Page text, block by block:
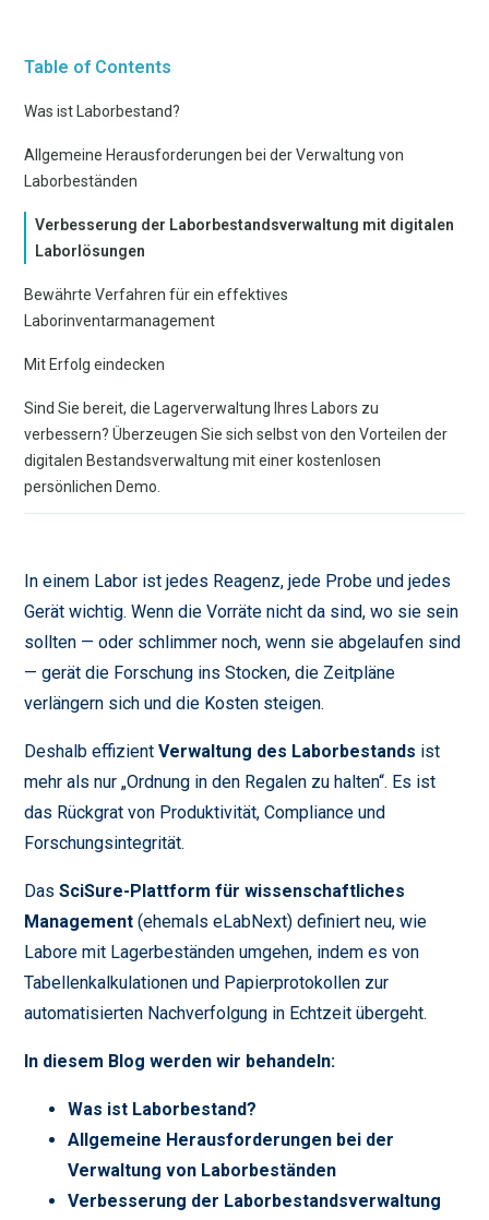
Table of Contents
Was ist Laborbestand?
Allgemeine Herausforderungen bei der Verwaltung von
Laborbeständen
Verbesserung der Laborbestandsverwaltung mit digitalen
Laborlösungen
Bewährte Verfahren für ein effektives
Laborinventarmanagement
Mit Erfolg eindecken
Sind Sie bereit, die Lagerverwaltung Ihres Labors zu
verbessern? Überzeugen Sie sich selbst von den Vorteilen der
digitalen Bestandsverwaltung mit einer kostenlosen
persönlichen Demo.
In einem Labor ist jedes Reagenz, jede Probe und jedes
Gerät wichtig. Wenn die Vorräte nicht da sind, wo sie sein
sollten — oder schlimmer noch, wenn sie abgelaufen sind
— gerät die Forschung ins Stocken, die Zeitpläne
verlängern sich und die Kosten steigen.
Deshalb effizientVerwaltung des Laborbestands ist
mehr als nur „Ordnung in den Regalen zu halten“. Es ist
das Rückgrat von Produktivität, Compliance und
Forschungsintegrität.
DasSciSure-Plattform für wissenschaftliches
Management (ehemals eLabNext) definiert neu, wie
Labore mit Lagerbeständen umgehen, indem es von
Tabellenkalkulationen und Papierprotokollen zur
automatisierten Nachverfolgung in Echtzeit übergeht.
In diesem Blog werden wir behandeln:
Was ist Laborbestand?
Allgemeine Herausforderungen bei der
Verwaltung von Laborbeständen
Verbesserung der Laborbestandsverwaltung